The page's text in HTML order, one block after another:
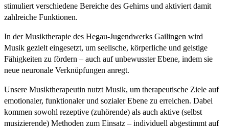
stimuliert verschiedene Bereiche des Gehirns und aktiviert damit
zahlreiche Funktionen.
In der Musiktherapie des Hegau-Jugendwerks Gailingen wird
Musik gezielt eingesetzt, um seelische, körperliche und geistige
Fähigkeiten zu fördern – auch auf unbewusster Ebene, indem sie
neue neuronale Verknüpfungen anregt.
Unsere Musiktherapeutin nutzt Musik, um therapeutische Ziele auf
emotionaler, funktionaler und sozialer Ebene zu erreichen. Dabei
kommen sowohl rezeptive (zuhörende) als auch aktive (selbst
musizierende) Methoden zum Einsatz – individuell abgestimmt auf